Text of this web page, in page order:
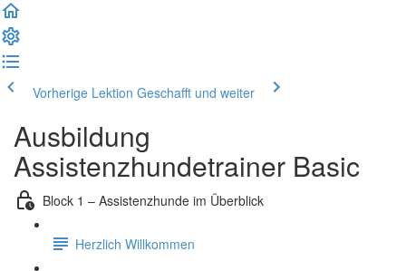
Vorherige Lektion Geschafft und weiter
Ausbildung
Assistenzhundetrainer Basic
Block 1 – Assistenzhunde im Überblick
Herzlich Willkommen